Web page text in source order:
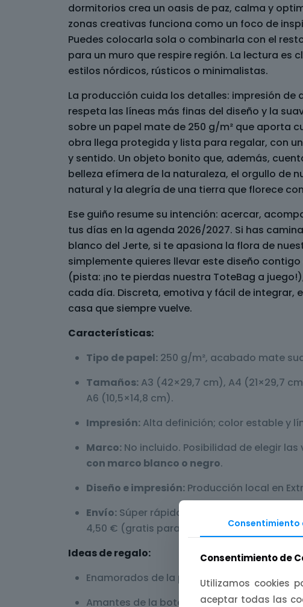
dormitorios crea un oasis de paz, calma y
zonas creativas funciona como un foco de
Puedes colocarla sola o combinarla con el
para un muro que respire región. La lectura es
estilos nórdicos, rústicos o minimalistas.
La producción cuida los detalles: impresión de
respeta las líneas más finas del diseño y la
sobre un papel mate de 250 g/m² que aporta
obra llega protegida y lista para regalar, con
y sentido. Un objeto bonito que, además,
belleza efímera de la naturaleza, el orgullo de
natural y la alegría de una tierra que florece
Ese guiño resume su intención: acercar,
tus días en la agenda 2026/2027. Si has
blanco del Jerte, si te apasiona la flora de
simplemente quieres llevar este diseño
(pista: ¡no te pierdas nuestra ToteBag a
cada día. Discreta, emotiva y fácil de integrar,
casa que siempre vuelve.
Características:
Tipo de papel: 250 g/m², acabado mate
Tamaños: A3 (42×29,7 cm), A4 (21×29,7
A6 (10,5×14,8 cm).
Impresión: Alta definición; color estable y
Marco: No incluido. Posibilidad de elegir
con marco blanco o negro.
Diseño e impresión: Producción local en
Envío: Súper rápido,
4,50 € (gratis para pedidos superiores a
Ideas de regalo:
Enamorados de la primavera extremeña y
Amantes de la botánica, las flores, la
Consentimiento
Consentimiento de
Utilizamos cookies
aceptar todas las